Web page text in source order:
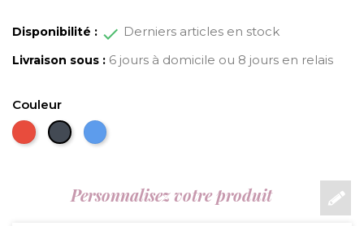
Disponibilité : Derniers articles en stock
Livraison sous : 6 jours à domicile ou 8 jours en relais
Couleur
Rouge
Noir Bleu
Personnalisez votre produit